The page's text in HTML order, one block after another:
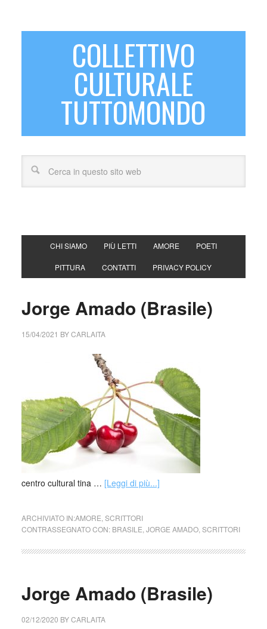
COLLETTIVO
CULTURALE
TUTTOMONDO
CHI SIAMO PIÙ LETTI AMORE POETI
PITTURA CONTATTI PRIVACY POLICY
Jorge Amado (Brasile)
15/04/2021 BYCARLAITA
centro cultural tina … [Leggi di più...]
ARCHIVIATO IN:AMORE SCRITTORI
CONTRASSEGNATO CON: BRASILE JORGE AMADO, SCRITTORI
Jorge Amado (Brasile)
02/12/2020 BYCARLAITA